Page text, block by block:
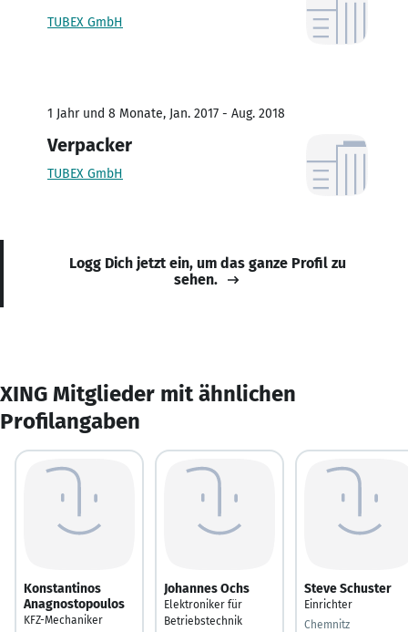
TUBEX GmbH
1 Jahr und 8 Monate, Jan. 2017 - Aug. 2018
Verpacker
TUBEX GmbH
Logg Dich jetzt ein, um das ganze Profil zu
sehen.
XING Mitglieder mit ähnlichen
Profilangaben
Konstantinos
Anagnostopoulos
KFZ-Mechaniker
Johannes Ochs
Elektroniker für
Betriebstechnik
Steve Schuster
Einrichter
Chemnitz